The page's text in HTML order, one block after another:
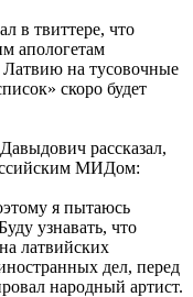
в твиттере, что
апологетам
Латвию на тусовочные
скоро будет
рассказал,
МИДом:
я пытаюсь
узнавать, что
латвийских
дел, перед
народный артист.